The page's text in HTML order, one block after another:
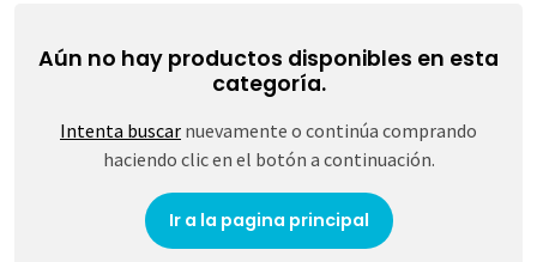
Aún no hay productos disponibles en esta
categoría.
Intenta buscar nuevamente o continúa comprando
haciendo clic en el botón a continuación.
Ir a la pagina principal